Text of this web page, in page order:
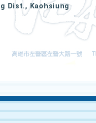
Dist., Kaohsiung